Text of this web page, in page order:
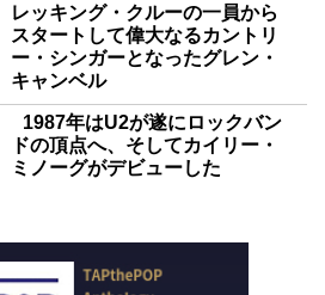
レッキング・クルーの一員から
スタートして偉大なるカントリ
ー・シンガーとなったグレン・
キャンベル
1987年はU2が遂にロックバン
ドの頂点へ、そしてカイリー・
ミノーグがデビューした